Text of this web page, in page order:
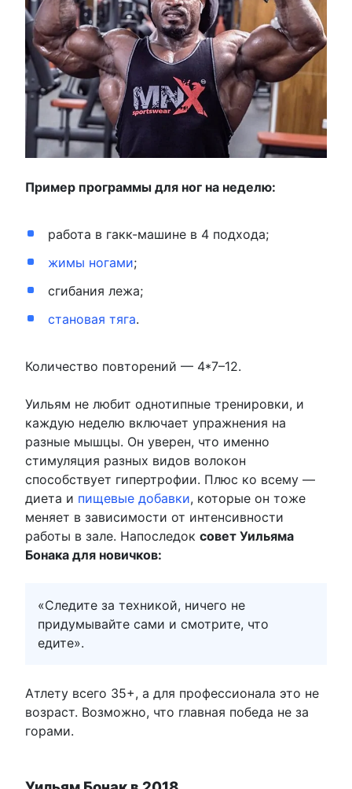
Пример программы для ног на неделю:
работа в гакк-машине в 4 подхода;
жимы ногами;
сгибания лежа;
становая тяга.
Количество повторений — 4*7–12.
Уильям не любит однотипные тренировки, и
каждую неделю включает упражнения на
разные мышцы. Он уверен, что именно
стимуляция разных видов волокон
способствует гипертрофии. Плюс ко всему —
диета и пищевые добавки, которые он тоже
меняет в зависимости от интенсивности
работы в зале. Напоследок совет Уильяма
Бонака для новичков:
«Следите за техникой, ничего не
придумывайте сами и смотрите, что
едите».
Атлету всего 35+, а для профессионала это не
возраст. Возможно, что главная победа не за
горами.